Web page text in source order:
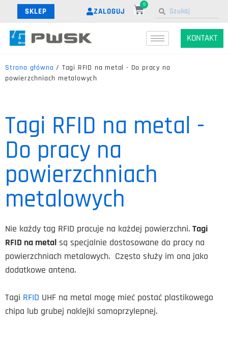
SKLEP ZALOGUJ
0
KONTAKT
Strona główna / Tagi RFID na metal - Do pracy na
powierzchniach metalowych
Tagi RFID na metal -
Do pracy na
powierzchniach
metalowych
Nie każdy tag RFID pracuje na każdej powierzchni. Tagi
RFID na metal są specjalnie dostosowane do pracy na
powierzchniach metalowych. Często służy im ona jako
dodatkowe antena.
Tagi RFID UHF na metal mogę mieć postać plastikowego
chipa lub grubej naklejki samoprzylepnej.